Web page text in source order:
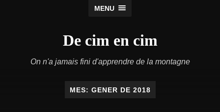
MENU
De cim en cim
On n'a jamais fini d'apprendre de la montagne
MES: GENER DE 2018